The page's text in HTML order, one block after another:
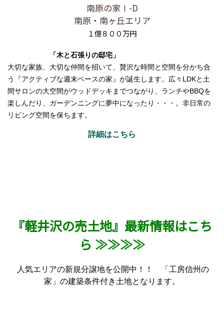
南原の家Ⅰ-D
南原・南ヶ丘エリア
１億８００万円
「木と石張りの邸宅」
大切な家族、大切な仲間を招いて、贅沢な時間と空間を分かち合
う『アクティブな週末ベースの家』が誕生します。広々LDKと土
間サロンの大空間がウッドデッキまでつながり、ランチやBBQを
楽しんだり、ガーデンニングに夢中になったり・・・。非日常の
リビング空間を保ちます。
詳細はこちら
『軽井沢の売土地』最新情報はこち
ら ≫≫≫≫
人気エリアの新規分譲地を公開中！！ 「工房信州の
家」の建築条件付き土地となります。